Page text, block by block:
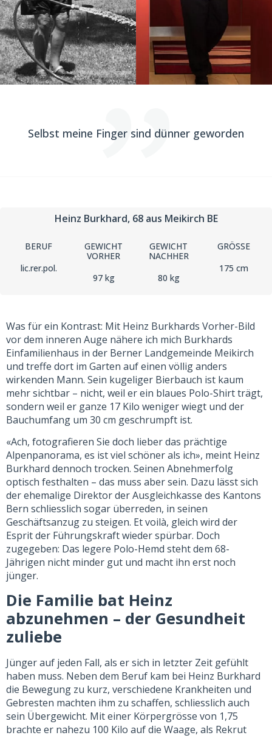
Selbst meine Finger sind dünner geworden
Heinz Burkhard, 68aus Meikirch BE
BERUF
lic.rer.pol.
GEWICHT
VORHER
97 kg
GEWICHT
NACHHER
80 kg
GRÖSSE
175 cm
Was für ein Kontrast: Mit Heinz Burkhards Vorher-Bild
vor dem inneren Auge nähere ich mich Burkhards
Einfamilienhaus in der Berner Landgemeinde Meikirch
und treffe dort im Garten auf einen völlig anders
wirkenden Mann. Sein kugeliger Bierbauch ist kaum
mehr sichtbar – nicht, weil er ein blaues Polo-Shirt trägt,
sondern weil er ganze 17 Kilo weniger wiegt und der
Bauchumfang um 30 cm geschrumpft ist.
«Ach, fotografieren Sie doch lieber das prächtige
Alpenpanorama, es ist viel schöner als ich», meint Heinz
Burkhard dennoch trocken. Seinen Abnehmerfolg
optisch festhalten – das muss aber sein. Dazu lässt sich
der ehemalige Direktor der Ausgleichkasse des Kantons
Bern schliesslich sogar überreden, in seinen
Geschäftsanzug zu steigen. Et voilà, gleich wird der
Esprit der Führungskraft wieder spürbar. Doch
zugegeben: Das legere Polo-Hemd steht dem 68-
Jährigen nicht minder gut und macht ihn erst noch
jünger.
Die Familie bat Heinz
abzunehmen – der Gesundheit
zuliebe
Jünger auf jeden Fall, als er sich in letzter Zeit gefühlt
haben muss. Neben dem Beruf kam bei Heinz Burkhard
die Bewegung zu kurz, verschiedene Krankheiten und
Gebresten machten ihm zu schaffen, schliesslich auch
sein Übergewicht. Mit einer Körpergrösse von 1,75
brachte er nahezu 100 Kilo auf die Waage, als Rekrut